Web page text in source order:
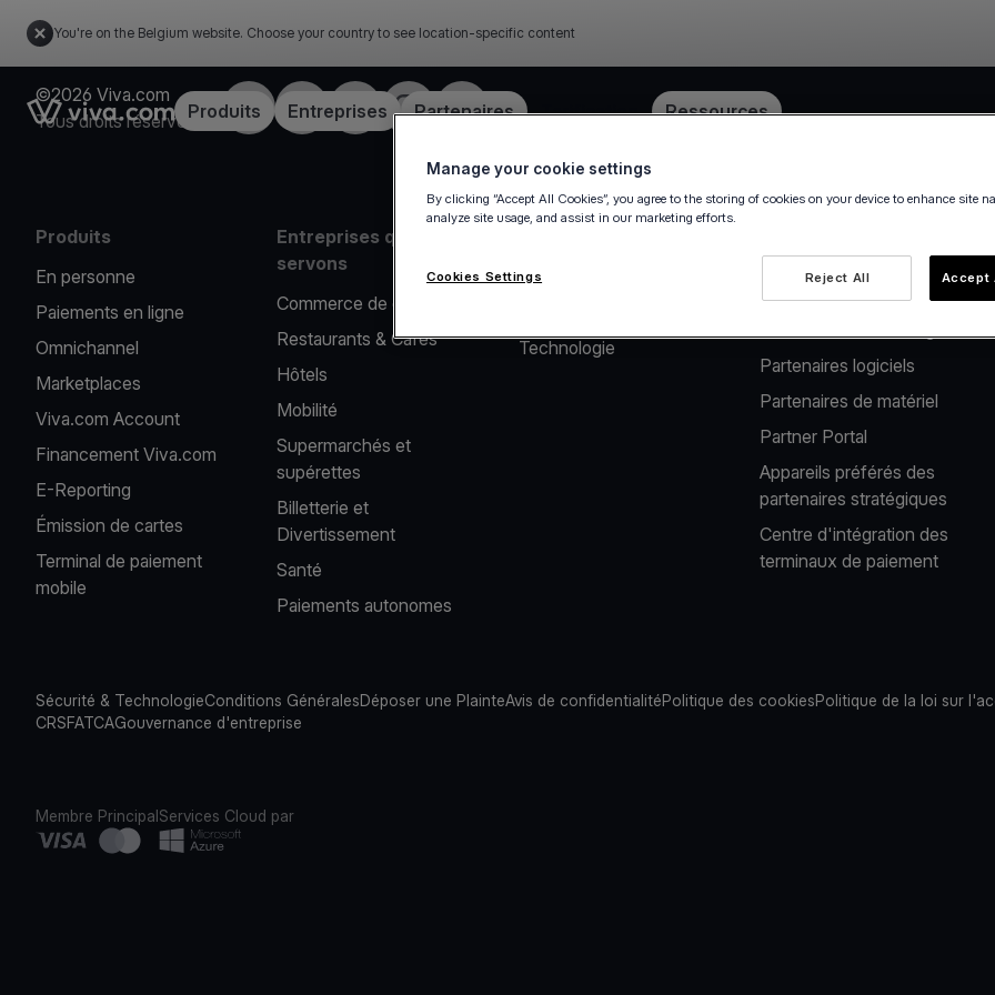
You're on the Belgium website. Choose your country to see location-specific content
Link to the homepageProduits Entreprises Partenaires Tarification Ressources
©2026 Viva.com
Tous droits réservés
Facebook
X LinkedInInstagramYouTube
Produits
En personne
Paiements en ligne
Omnichannel
Marketplaces
Viva.com Account
Financement Viva.com
E-Reporting
Émission de cartes
Terminal de paiement
mobile
Entreprises que nous
servons
Commerce de détail
Restaurants & Cafés
Hôtels
Mobilité
Supermarchés et
supérettes
Billetterie et
Divertissement
Santé
Paiements autonomes
Notre société
Technologie
partenaires
Solutions de paiement pour
Partenaires logiciels
Partenaires de matériel
Partner Portal
Appareils préférés des
partenaires stratégiques
Centre d'intégration des
terminaux de paiement
Sécurité & TechnologieConditions GénéralesDéposer une PlainteAvis de confidentialitéPolitique des cookiesPolitique de la loi sur
CRSFATCAGouvernance d'entreprise
Membre PrincipalServices Cloud par
Manage your cookie settings
By clicking “Accept All Cookies”, you agree to the storing of cookies on your device to enhance site
analyze site usage, and assist in our marketing efforts.
Reject All Accept
Cookies Settings